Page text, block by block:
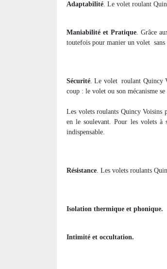
Adaptabilité. Le volet roulant
Maniabilité et Pratique. Grâce
toutefois pour manier un volet
Sécurité. Le volet roulant Quincy
coup : le volet ou son mécanisme
Les volets roulants Quincy Voisins
en le soulevant. Pour les volets à
indispensable.
Résistance. Les volets roulants
Isolation thermique et phonique.
Intimité et occultation.